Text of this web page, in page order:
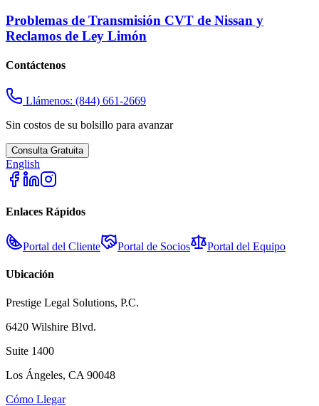
Problemas de Transmisión CVT de Nissan y
Reclamos de Ley Limón
Contáctenos
Llámenos: (844) 661-2669
Sin costos de su bolsillo para avanzar
Consulta Gratuita
English
Enlaces Rápidos
Portal del Cliente Portal de Socios Portal del Equipo
Ubicación
Prestige Legal Solutions, P.C.
6420 Wilshire Blvd.
Suite 1400
Los Ángeles, CA 90048
Cómo Llegar